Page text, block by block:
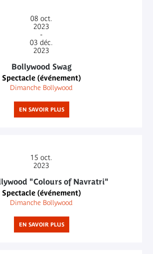
08 oct.
2023
-
03 déc.
2023
Bollywood Swag
Spectacle (événement)
Dimanche Bollywood
EN SAVOIR PLUS
15 oct.
2023
"Colours of Navratri"
Spectacle (événement)
Dimanche Bollywood
EN SAVOIR PLUS